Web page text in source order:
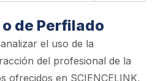
de Perfilado
el uso de la
del profesional de la
ofrecidos en SCIENCELINK,